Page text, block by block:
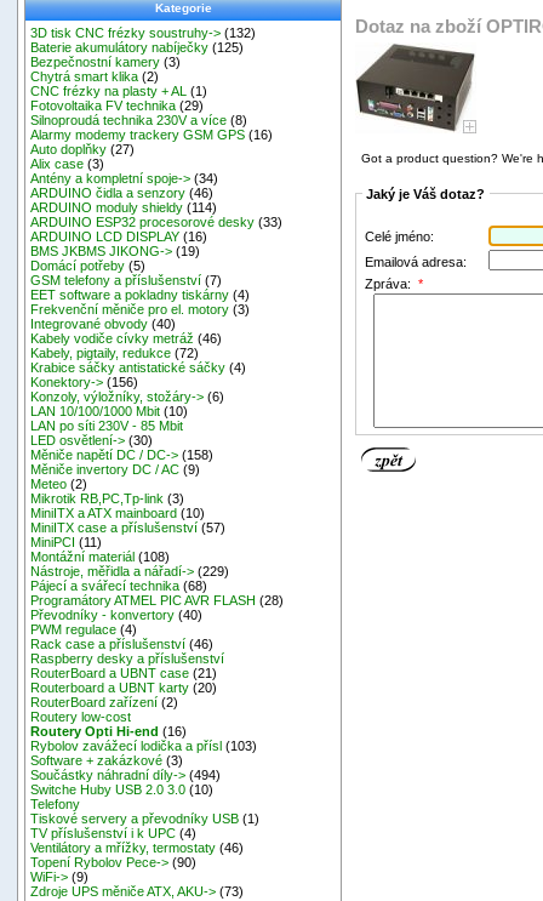
Kategorie
3D tisk CNC frézky soustruhy-> (132)
Baterie akumulátory nabíječky (125)
Bezpečnostní kamery (3)
Chytrá smart klika (2)
CNC frézky na plasty + AL
(1)
Fotovoltaika FV technika (29)
Silnoproudá technika 230V a více (8)
Alarmy modemy trackery GSM GPS (16)
Auto doplňky (27)
Alix case (3)
Antény a kompletní spoje-> (34)
ARDUINO čidla a senzory (46)
ARDUINO moduly shieldy (114)
ARDUINO ESP32 procesorové desky (33)
ARDUINO LCD DISPLAY (16)
BMS JKBMS JIKONG-> (19)
Domácí potřeby (5)
GSM telefony a příslušenství (7)
EET software a pokladny tiskárny (4)
Frekvenční měniče pro el. motory (3)
Integrované obvody (40)
Kabely vodiče cívky metráž (46)
Kabely, pigtaily, redukce (72)
Krabice sáčky antistatické sáčky (4)
Konektory-> (156)
Konzoly, výložníky, stožáry-> (6)
LAN 10/100/1000 Mbit (10)
LAN po síti 230V - 85 Mbit
LED osvětlení-> (30)
Měniče napětí DC / DC-> (158)
Měniče invertory DC / AC (9)
Meteo (2)
Mikrotik RB,PC,Tp-link (3)
MiniITX a ATX mainboard (10)
MiniITX case a příslušenství (57)
MiniPCI (11)
Montážní materiál (108)
Nástroje, měřidla a nářadí-> (229)
Pájecí a svářecí technika (68)
Programátory ATMEL PIC AVR FLASH (28)
Převodníky - konvertory (40)
PWM regulace (4)
Rack case a příslušenství (46)
Raspberry desky a příslušenství
RouterBoard a UBNT case (21)
Routerboard a UBNT karty (20)
RouterBoard zařízení (2)
Routery low-cost
Routery Opti Hi-end (16)
Rybolov zavážecí lodička a přísl (103)
Software + zakázkové (3)
Součástky náhradní díly-> (494)
Switche Huby USB 2.0 3.0 (10)
Telefony
Tiskové servery a převodníky USB (1)
TV příslušenství i k UPC (4)
Ventilátory a mřížky, termostaty (46)
Topení Rybolov Pece-> (90)
WiFi-> (9)
Zdroje UPS měniče ATX, AKU-> (73)
Dotaz na zboží
Got a product question? We're
Jaký je Váš dotaz?
Celé jméno:
Emailová adresa:
Zpráva: *